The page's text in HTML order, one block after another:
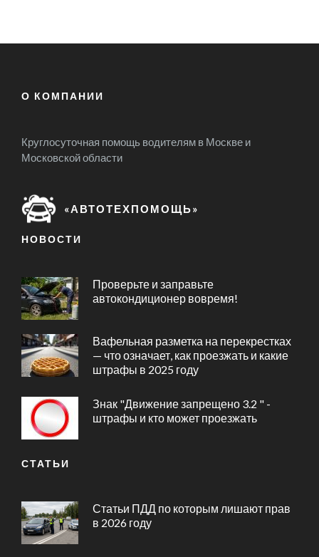
О КОМПАНИИ
Круглосуточная помощь водителям в Москве и
Московской области
«АВТОТЕХПОМОЩЬ»
НОВОСТИ
Проверьте и заправьте
автокондиционер вовремя!
Вафельная разметка на перекрестках
— что означает, как проезжать и какие
штрафы в 2025 году
Знак "Движение запрещено 3.2 " -
штрафы и кто может проезжать
СТАТЬИ
Статьи ПДД по которым лишают прав
в 2026 году